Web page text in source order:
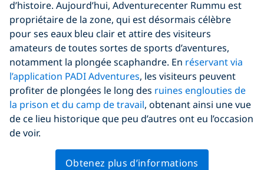
d’histoire. Aujourd’hui, Adventurecenter Rummu est
propriétaire de la zone, qui est désormais célèbre
pour ses eaux bleu clair et attire des visiteurs
amateurs de toutes sortes de sports d’aventures,
notamment la plongée scaphandre. En réservant via
l’application PADI Adventures, les visiteurs peuvent
profiter de plongées le long des ruines englouties de
la prison et du camp de travail, obtenant ainsi une vue
de ce lieu historique que peu d’autres ont eu l’occasion
de voir.
Obtenez plus d’informations